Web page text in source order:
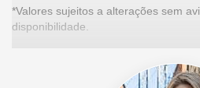
*Valores sujeitos a alterações sem
disponibilidade.
2 Dormitórios (sendo1 suíte)